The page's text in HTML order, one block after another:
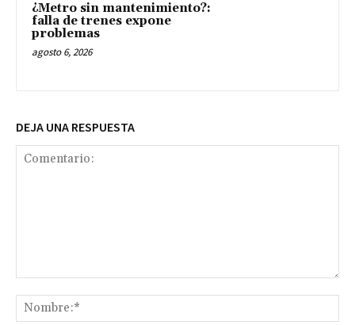
¿Metro sin mantenimiento?:
falla de trenes expone
problemas
agosto 6, 2026
DEJA UNA RESPUESTA